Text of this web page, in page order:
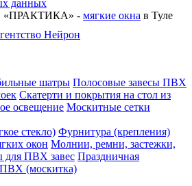
данных
«ПРАКТИКА» - мягкие окна в Туле
Нейрон
шатры Полосовые завесы ПВХ
Скатерти и покрытия на стол из
освещение Москитные сетки
стекло) Фурнитура (крепления)
окон Молнии, ремни, застежки,
для ПВХ завес Праздничная
(москитка)